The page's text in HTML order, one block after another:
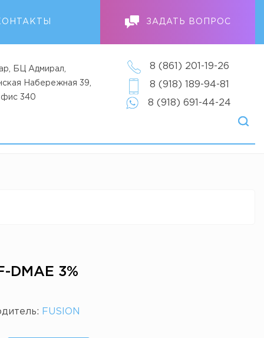
ЗАДАТЬ ВОПРОС
БЦ Адмирал,
Набережная 39,
340
8 (861) 201-19-26
8 (918) 189-94-81
8 (918) 691-44-24
DMAE 3%
FUSION